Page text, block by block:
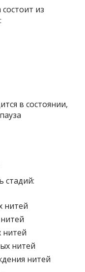
из
в состоянии,
стадий:
нитей
нитей
нитей
нитей